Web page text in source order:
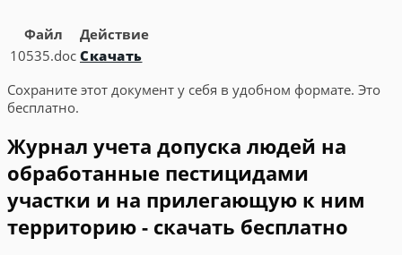
Файл
Действие
10535.doc Скачать
Сохраните этот документ у себя в удобном формате. Это
бесплатно.
Журнал учета допуска людей на
обработанные пестицидами
участки и на прилегающую к ним
территорию - скачать бесплатно